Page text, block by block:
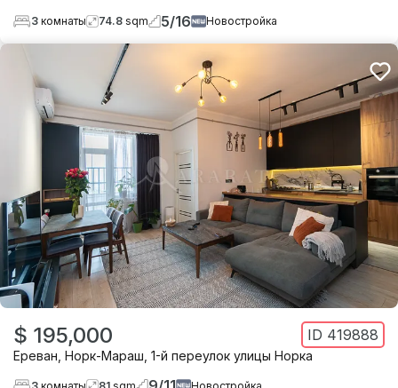
3 комнаты 74.8 sqm 5/16 Новостройка
$ 195,000 ID 419888
Ереван Норк-Мараш 1-й переулок улицы Норка